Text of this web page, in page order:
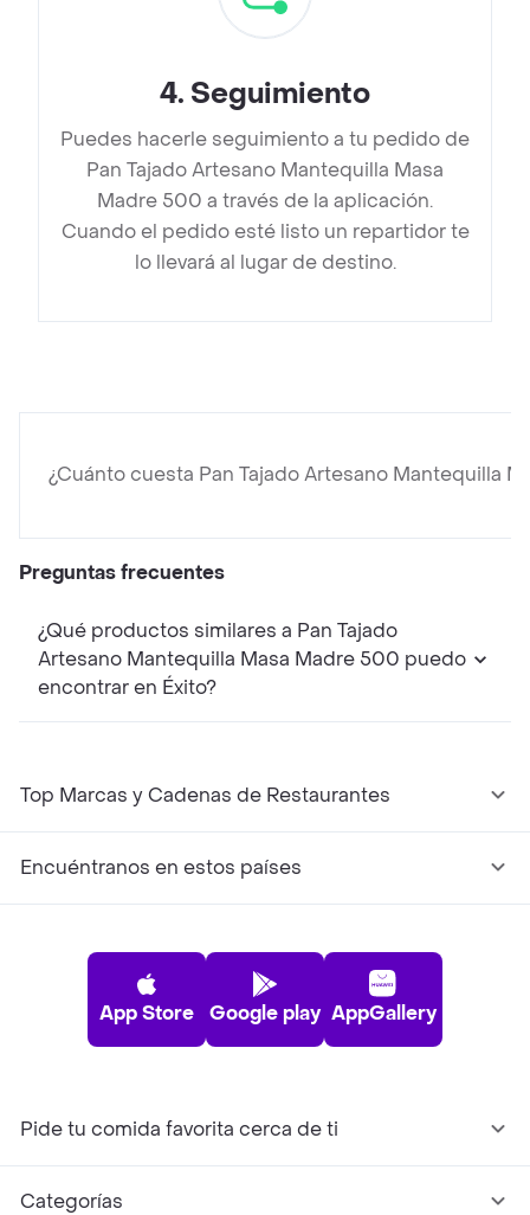
4. Seguimiento
Puedes hacerle seguimiento a tu pedido de
Pan Tajado Artesano Mantequilla Masa
Madre 500 a través de la aplicación.
Cuando el pedido esté listo un repartidor te
lo llevará al lugar de destino.
¿Cuánto cuesta Pan Tajado Artesano Mantequilla
Preguntas frecuentes
¿Qué productos similares a Pan Tajado
Artesano Mantequilla Masa Madre 500 puedo
encontrar en Éxito?
Top Marcas y Cadenas de Restaurantes
Encuéntranos en estos países
App Store Google play AppGallery
Pide tu comida favorita cerca de ti
Categorías